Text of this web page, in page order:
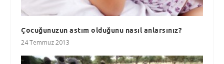
Çocuğunuzun astım olduğunu nasıl anlarsınız?
24 Temmuz 2013